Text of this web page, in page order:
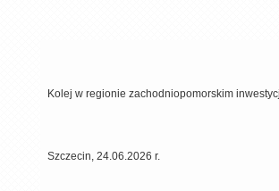
Kolej w regionie zachodniopomorskim
Szczecin, 24.06.2026 r.